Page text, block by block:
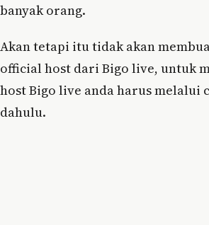
banyak orang.
Akan tetapi itu tidak akan
official host dari Bigo live, untuk
host Bigo live anda harus melalui
dahulu.